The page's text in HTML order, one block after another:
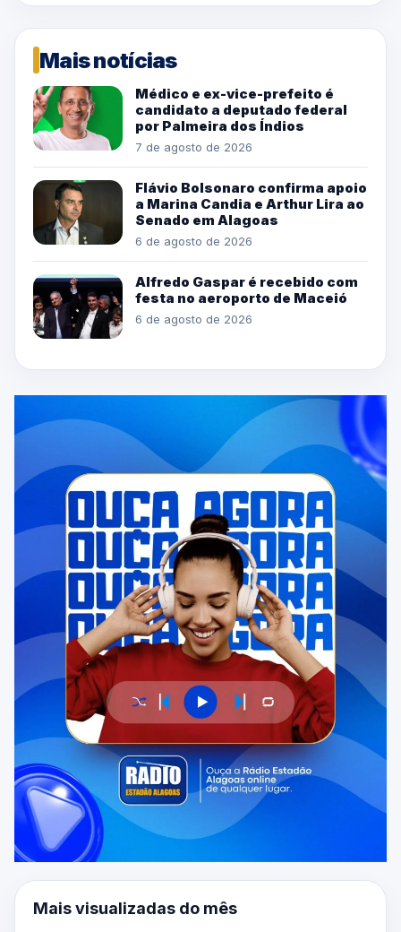
Mais notícias
Médico e ex-vice-prefeito é
candidato a deputado federal
por Palmeira dos Índios
7 de agosto de 2026
Flávio Bolsonaro confirma apoio
a Marina Candia e Arthur Lira ao
Senado em Alagoas
6 de agosto de 2026
Alfredo Gaspar é recebido com
festa no aeroporto de Maceió
6 de agosto de 2026
Mais visualizadas do mês